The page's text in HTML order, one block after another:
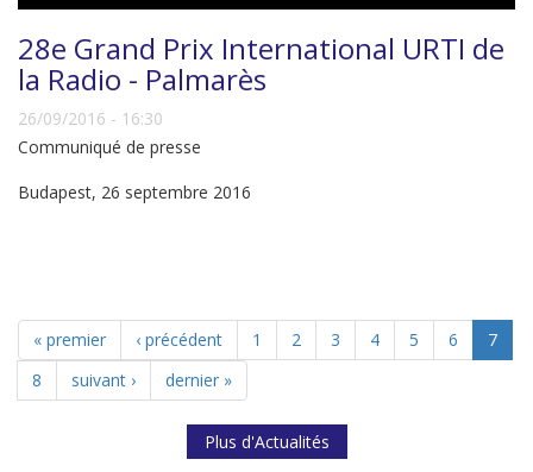
28e Grand Prix International URTI de
la Radio - Palmarès
26/09/2016 - 16:30
Communiqué de presse
Budapest, 26 septembre 2016
« premier ‹ précédent 1 2 3 4 5 6
7
8
suivant › dernier »
Plus d'Actualités